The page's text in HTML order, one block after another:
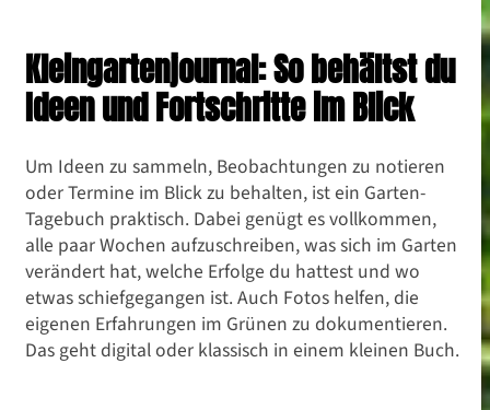
Kleingartenjournal: So behältst du
Ideen und Fortschritte im Blick
Um Ideen zu sammeln, Beobachtungen zu notieren
oder Termine im Blick zu behalten, ist ein Garten-
Tagebuch praktisch. Dabei genügt es vollkommen,
alle paar Wochen aufzuschreiben, was sich im Garten
verändert hat, welche Erfolge du hattest und wo
etwas schiefgegangen ist. Auch Fotos helfen, die
eigenen Erfahrungen im Grünen zu dokumentieren.
Das geht digital oder klassisch in einem kleinen Buch.